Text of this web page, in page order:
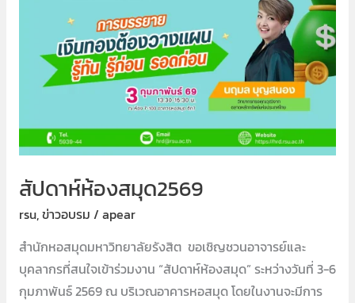
สัปดาห์ห้องสมุด2569
rsu,ข่าวอบรม / apear
สำนักหอสมุดมหาวิทยาลัยรังสิต ขอเชิญชวนอาจารย์และ
บุคลากรที่สนใจเข้าร่วมงาน “สัปดาห์ห้องสมุด” ระหว่างวันที่ 3-6
กุมภาพันธ์ 2569 ณ บริเวณอาคารหอสมุด โดยในงานจะมีการ